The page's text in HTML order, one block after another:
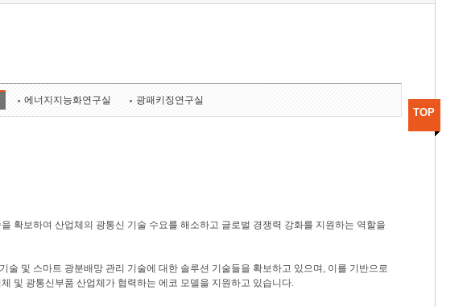
기획본부
에너지지능화연구실 광패키징연구실
확보하여 산업체의 광통신 기술 수요를 해소하고 글로벌 경쟁력 강화를 지원하는 역할을
술 및 스마트 광분배망 관리 기술에 대한 솔루션 기술들을 확보하고 있으며, 이를 기반으로
및 광통신부품 산업체가 협력하는 에코 모델을 지원하고 있습니다.
TOP